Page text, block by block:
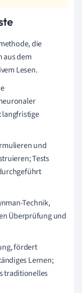
die
aus dem
Lesen.
langfristige
und
Tests
Technik,
Überprüfung und
fördert
Lernen;
traditionelles